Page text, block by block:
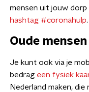
mensen uit jouw
hashtag #coronahulp.
Oude
Je kunt ook via je
bedrag een fysiek
Nederland maken,